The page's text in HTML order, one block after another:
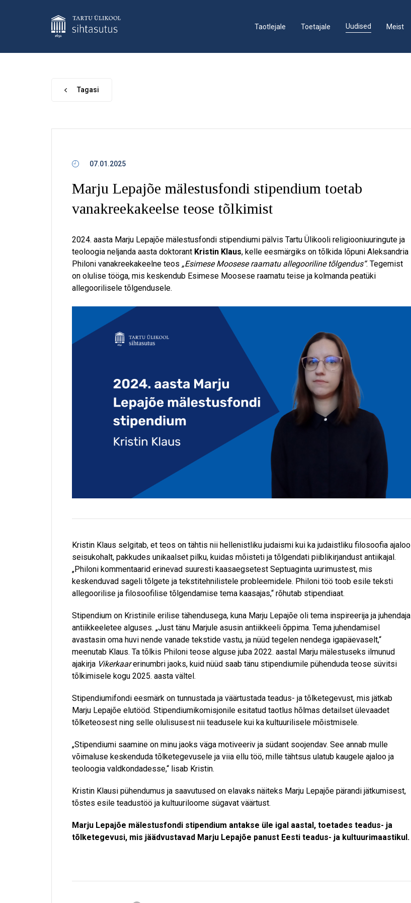
Taotlejale Toetajale Uudised Meist
Tagasi
07.01.2025
Marju Lepajõe mälestusfondi stipendium toetab
vanakreekakeelse teose tõlkimist
2024. aasta Marju Lepajõe mälestusfondi stipendiumi pälvis Tartu Ülikooli religiooniuuringute ja
teoloogia neljanda aasta doktorant Kristin Klaus, kelle eesmärgiks on tõlkida lõpuni Aleksandria
Philoni vanakreekakeelne teos „Esimese Moosese raamatu allegooriline tõlgendus“. Tegemist
on olulise tööga, mis keskendub Esimese Moosese raamatu teise ja kolmanda peatüki
allegoorilisele tõlgendusele.
Kristin Klaus selgitab, et teos on tähtis nii hellenistliku judaismi kui ka judaistliku filosoofia ajaloo
seisukohalt, pakkudes unikaalset pilku, kuidas mõisteti ja tõlgendati piiblikirjandust antiikajal.
„Philoni kommentaarid erinevad suuresti kaasaegsetest Septuaginta uurimustest, mis
keskenduvad sageli tõlgete ja tekstitehnilistele probleemidele. Philoni töö toob esile teksti
allegoorilise ja filosoofilise tõlgendamise tema kaasajas,“ rõhutab stipendiaat.
Stipendium on Kristinile erilise tähendusega, kuna Marju Lepajõe oli tema inspireerija ja juhendaja
antiikkeeletee alguses. „Just tänu Marjule asusin antiikkeeli õppima. Tema juhendamisel
avastasin oma huvi nende vanade tekstide vastu, ja nüüd tegelen nendega igapäevaselt,“
meenutab Klaus. Ta tõlkis Philoni teose alguse juba 2022. aastal Marju mälestuseks ilmunud
ajakirja Vikerkaarerinumbri jaoks, kuid nüüd saab tänu stipendiumile pühenduda teose süvitsi
tõlkimisele kogu 2025. aasta vältel.
Stipendiumifondi eesmärk on tunnustada ja väärtustada teadus- ja tõlketegevust, mis jätkab
Marju Lepajõe elutööd. Stipendiumikomisjonile esitatud taotlus hõlmas detailset ülevaadet
tõlketeosest ning selle olulisusest nii teadusele kui ka kultuurilisele mõistmisele.
„Stipendiumi saamine on minu jaoks väga motiveeriv ja südant soojendav. See annab mulle
võimaluse keskenduda tõlketegevusele ja viia ellu töö, mille tähtsus ulatub kaugele ajaloo ja
teoloogia valdkondadesse,“ lisab Kristin.
Kristin Klausi pühendumus ja saavutused on elavaks näiteks Marju Lepajõe pärandi jätkumisest,
tõstes esile teadustöö ja kultuuriloome sügavat väärtust.
Marju Lepajõe mälestusfondi stipendium antakse üle igal aastal, toetades teadus- ja
tõlketegevusi, mis jäädvustavad Marju Lepajõe panust Eesti teadus- ja kultuurimaastikul.